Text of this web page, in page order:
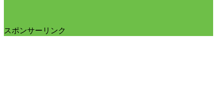
スポンサーリンク